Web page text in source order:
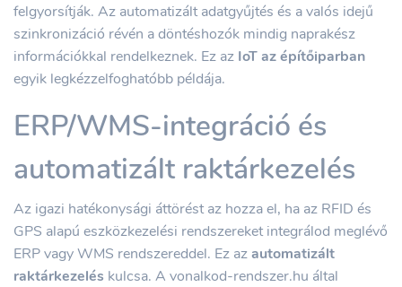
felgyorsítják. Az automatizált adatgyűjtés és a valós idejű
szinkronizáció révén a döntéshozók mindig naprakész
információkkal rendelkeznek. Ez az IoT az építőiparban
egyik legkézzelfoghatóbb példája.
ERP/WMS-integráció és
automatizált raktárkezelés
Az igazi hatékonysági áttörést az hozza el, ha az RFID és
GPS alapú eszközkezelési rendszereket integrálod meglévő
ERP vagy WMS rendszereddel. Ez azautomatizált
raktárkezelés kulcsa. A vonalkod-rendszer.hu által